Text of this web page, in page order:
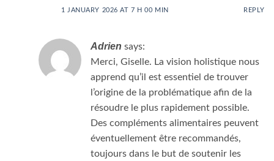
1 JANUARY 2026 AT 7 H 00 MIN REPLY
Adrien says:
Merci, Giselle. La vision holistique nous
apprend qu’il est essentiel de trouver
l’origine de la problématique afin de la
résoudre le plus rapidement possible.
Des compléments alimentaires peuvent
éventuellement être recommandés,
toujours dans le but de soutenir les